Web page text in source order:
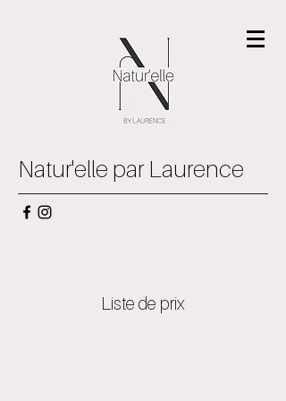
Natur'elle par Laurence
Liste de prix